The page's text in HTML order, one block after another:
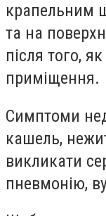
крапельним
та на
після того,
приміщення.
Симптоми
кашель,
викликати
пневмонію,